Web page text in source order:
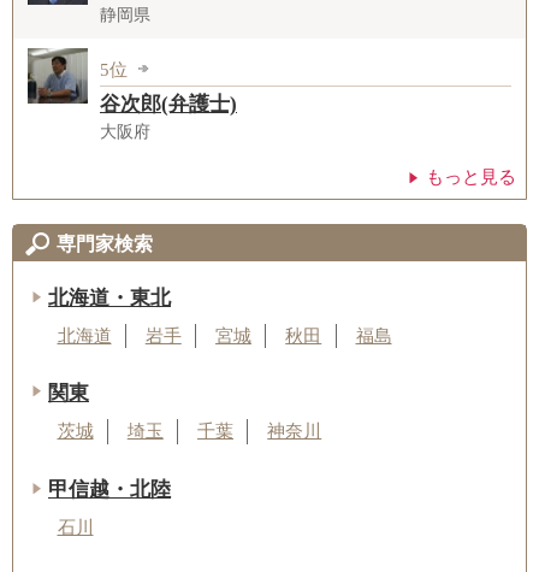
静岡県
5位
谷次郎(弁護士)
大阪府
もっと見る
専門家検索
北海道・東北
北海道 岩手 宮城 秋田 福島
関東
茨城 埼玉 千葉 神奈川
甲信越・北陸
石川